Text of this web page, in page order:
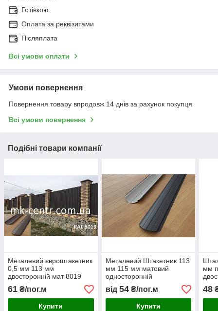
Готівкою
Оплата за реквізитами
Післяплата
Всі умови оплати
Умови повернення
Повернення товару впродовж 14 днів за рахунок покупця
Всі умови повернення
Подібні товари компанії
Металевий євроштакетник
0,5 мм 113 мм
двосторонній мат 8019
коричневий Штакети
штахетник
61 ₴/пог.м
Купити
Металевий Штакетник 113
мм 115 мм матовий
односторонній
Євроштакетник Штахети
металеві
від 54₴/пог.м
Купити
мм
дуб
48